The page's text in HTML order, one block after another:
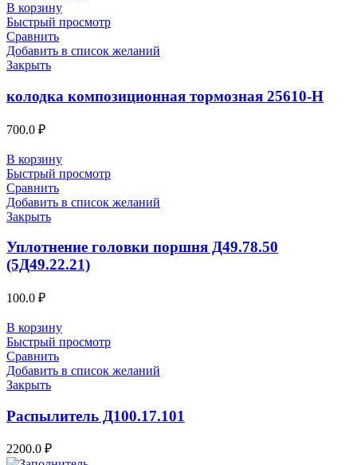
В корзину
Быстрый просмотр
Сравнить
Добавить в список желаний
Закрыть
колодка композиционная тормозная 25610-Н
700.0 ₽
В корзину
Быстрый просмотр
Сравнить
Добавить в список желаний
Закрыть
Уплотнение головки поршня Д49.78.50
(5Д49.22.21)
100.0 ₽
В корзину
Быстрый просмотр
Сравнить
Добавить в список желаний
Закрыть
Распылитель Д100.17.101
2200.0 ₽